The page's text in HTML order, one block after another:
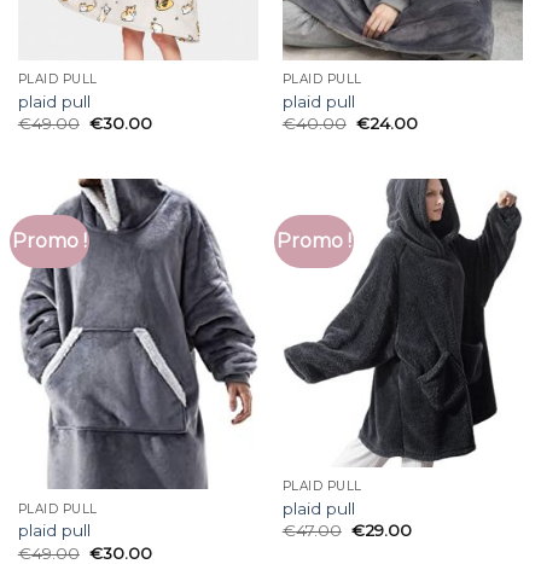
PLAID PULL
plaid pull
€49.00 €30.00
PLAID PULL
plaid pull
€40.00 €24.00
Promo !
PLAID PULL
plaid pull
€49.00 €30.00
Promo !
PLAID PULL
plaid pull
€47.00 €29.00